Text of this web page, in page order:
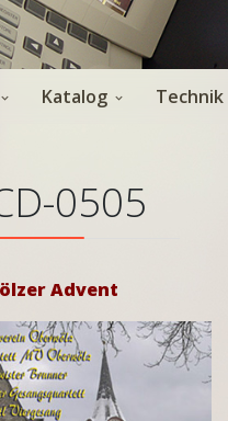
Katalog Technik
0505
Advent